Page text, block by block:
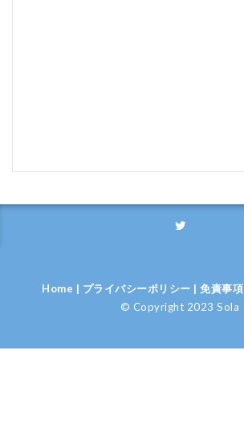
Home | プライバシーポリシー |免責事項
© Copyright 2023 Sola